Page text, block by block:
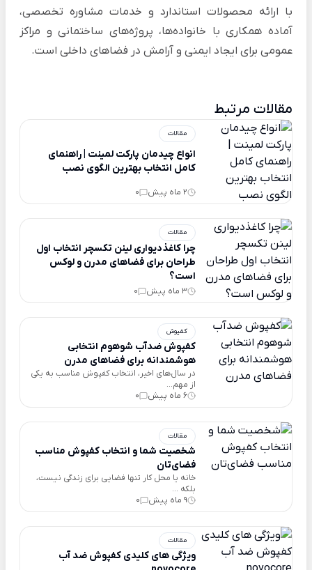
با ارائه محصولات استاندارد و خدمات مشاوره تخصصی،
آماده همکاری با خانواده‌ها، پروژه‌های ساختمانی و مراکز
عمومی برای ایجاد ایمنی و آرامش در فضاهای داخلی است.
مقالات مرتبط
مقالات
انواع چیدمان پارکت لمینت | راهنمای
کامل انتخاب بهترین الگوی نصب
2 ماه پیش 0
مقالات
چرا کاغذدیواری لینن تکسچر انتخاب اول
طراحان برای فضاهای مدرن و لوکس
است؟
3 ماه پیش 0
کفپوش
کفپوش ضدآب شوهوم انتخابی
هوشمندانه برای فضاهای مدرن
در سال‌های اخیر، انتخاب کفپوش مناسب به یکی
از مهم...
6 ماه پیش
0
مقالات
شخصیت شما و انتخاب کفپوش مناسب
فضای‌تان
خانه یا محل کار تنها فضایی برای زندگی نیست،
بلکه ...
9 ماه پیش
0
مقالات
ویژگی های کلیدی کفپوش ضد آب